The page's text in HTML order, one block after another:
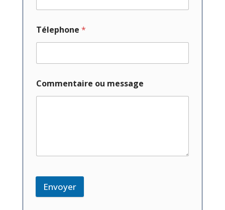
Télephone *
Commentaire ou message
Envoyer